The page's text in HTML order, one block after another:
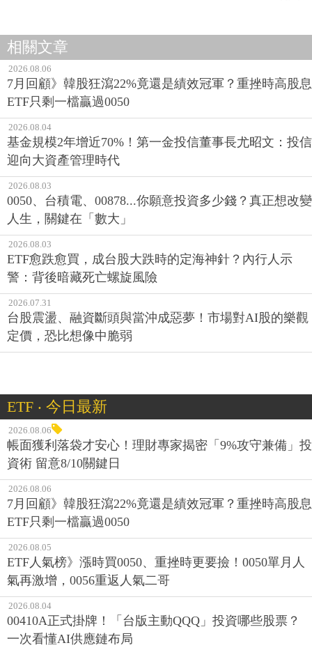
相關文章
2026.08.06
7月回顧》韓股狂瀉22%竟還是績效冠軍？重挫時高股息
ETF只剩一檔贏過0050
2026.08.04
基金規模2年增近70%！第一金投信董事長尤昭文：投信
迎向大資產管理時代
2026.08.03
0050、台積電、00878...你願意投資多少錢？真正想改變
人生，關鍵在「數大」
2026.08.03
ETF愈跌愈買，成台股大跌時的定海神針？內行人示
警：背後暗藏死亡螺旋風險
2026.07.31
台股震盪、融資斷頭與當沖成惡夢！市場對AI股的樂觀
定價，恐比想像中脆弱
ETF ‧ 今日最新
2026.08.06
帳面獲利落袋才安心！理財專家揭密「9%攻守兼備」投
資術 留意8/10關鍵日
2026.08.06
7月回顧》韓股狂瀉22%竟還是績效冠軍？重挫時高股息
ETF只剩一檔贏過0050
2026.08.05
ETF人氣榜》漲時買0050、重挫時更要撿！0050單月人
氣再激增，0056重返人氣二哥
2026.08.04
00410A正式掛牌！「台版主動QQQ」投資哪些股票？
一次看懂AI供應鏈布局